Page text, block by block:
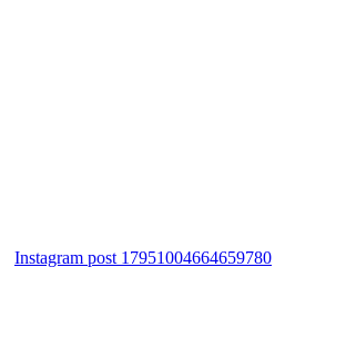
Instagram post 17951004664659780